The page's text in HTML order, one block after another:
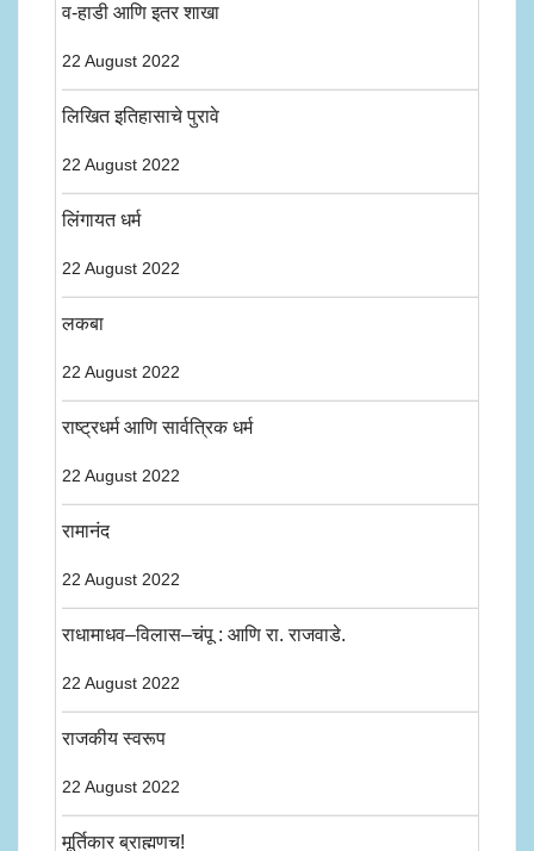
व-हाडी आणि इतर शाखा
22 August 2022
लिखित इतिहासाचे पुरावे
22 August 2022
लिंगायत धर्म
22 August 2022
लकबा
22 August 2022
राष्ट्रधर्म आणि सार्वत्रिक धर्म
22 August 2022
रामानंद
22 August 2022
राधामाधव–विलास–चंपू : आणि रा. राजवाडे.
22 August 2022
राजकीय स्वरूप
22 August 2022
मूर्तिकार ब्राह्मणच!